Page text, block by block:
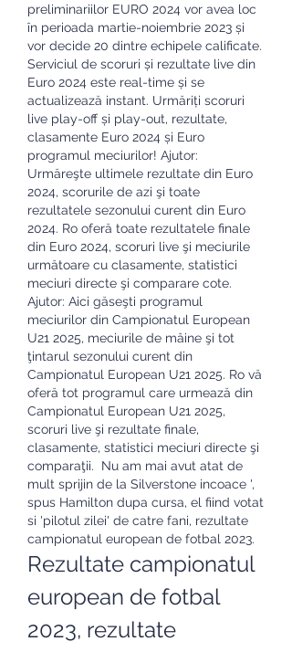
preliminariilor EURO 2024 vor avea loc
în perioada martie-noiembrie 2023 și
vor decide 20 dintre echipele calificate.
Serviciul de scoruri și rezultate live din
Euro 2024 este real-time și se
actualizează instant. Urmăriți scoruri
live play-off și play-out, rezultate,
clasamente Euro 2024 și Euro
programul meciurilor! Ajutor:
Urmăreşte ultimele rezultate din Euro
2024, scorurile de azi şi toate
rezultatele sezonului curent din Euro
2024. Ro oferă toate rezultatele finale
din Euro 2024, scoruri live şi meciurile
următoare cu clasamente, statistici
meciuri directe şi comparare cote.
Ajutor: Aici găseşti programul
meciurilor din Campionatul European
U21 2025, meciurile de mâine şi tot
ţintarul sezonului curent din
Campionatul European U21 2025. Ro vă
oferă tot programul care urmează din
Campionatul European U21 2025,
scoruri live şi rezultate finale,
clasamente, statistici meciuri directe şi
comparaţii.  Nu am mai avut atat de
mult sprijin de la Silverstone incoace ',
spus Hamilton dupa cursa, el fiind votat
si 'pilotul zilei' de catre fani, rezultate
campionatul european de fotbal 2023.
Rezultate campionatul
european de fotbal
2023, rezultate